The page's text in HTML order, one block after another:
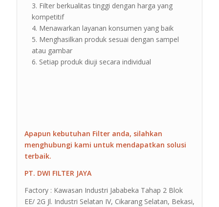
Filter berkualitas tinggi dengan harga yang
kompetitif
Menawarkan layanan konsumen yang baik
Menghasilkan produk sesuai dengan sampel
atau gambar
Setiap produk diuji secara individual
Apapun kebutuhan Filter anda, silahkan
menghubungi kami untuk mendapatkan solusi
terbaik.
PT. DWI FILTER JAYA
Factory : Kawasan Industri Jababeka Tahap 2 Blok
EE/ 2G Jl. Industri Selatan IV, Cikarang Selatan, Bekasi,